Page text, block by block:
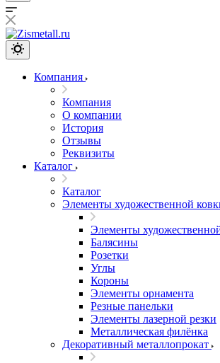
Компания
Компания
О компании
История
Отзывы
Реквизиты
Каталог
Каталог
Элементы художественной
Элементы
Балясины
Розетки
Углы
Короны
Элементы орнамента
Резные панельки
Элементы лазерной резки
Металлическая филёнка
Декоративный металлопрокат